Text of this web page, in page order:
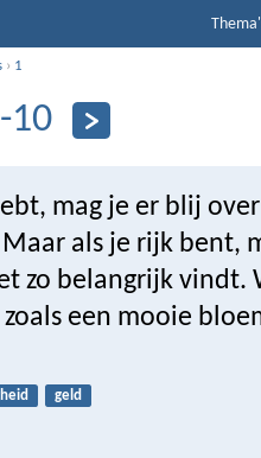
› 1
10
mag je er blij
als je rijk bent,
zo belangrijk vindt.
een mooie
geld